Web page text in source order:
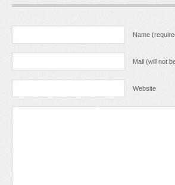
Name
Mail (will not
Website